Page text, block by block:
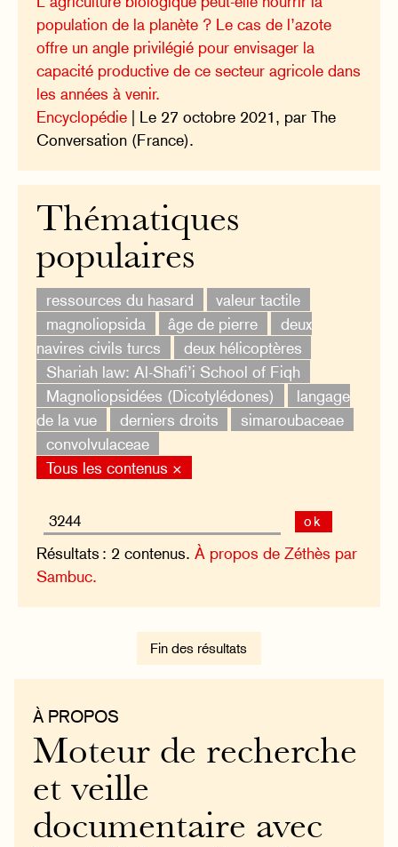
population de la planète ? Le cas de l’azote
offre un angle privilégié pour envisager la
capacité productive de ce secteur agricole dans
les années à venir.
Encyclopédie | Le 27 octobre 2021, par The
Conversation (France).
Thématiques
populaires
ressources du hasard
valeur tactile
magnoliopsida
âge de pierre
deux
navires civils turcs
deux hélicoptères
Shariah law: Al-Shafi’i School of Fiqh
Magnoliopsidées (Dicotylédones)
langage
de la vue
derniers droits
simaroubaceae
convolvulaceae
Tous les contenus ×
ok
Résultats : 2 contenus.À propos de Zéthès par
Sambuc.
Fin des résultats
À PROPOS
Moteur de recherche
et veille
documentaire avec